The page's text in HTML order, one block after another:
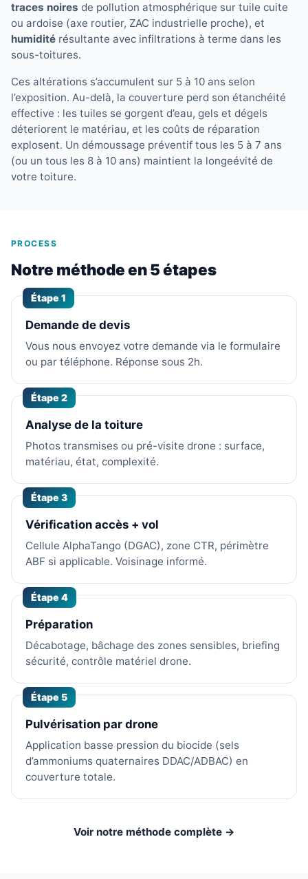
traces noires de pollution atmosphérique sur tuile cuite
ou ardoise (axe routier, ZAC industrielle proche), et
humidité résultante avec infiltrations à terme dans les
sous-toitures.
Ces altérations s’accumulent sur 5 à 10 ans selon
l’exposition. Au-delà, la couverture perd son étanchéité
effective : les tuiles se gorgent d’eau, gels et dégels
déteriorent le matériau, et les coûts de réparation
explosent. Un démoussage préventif tous les 5 à 7 ans
(ou un tous les 8 à 10 ans) maintient la longeévité de
votre toiture.
PROCESS
Notre méthode en 5 étapes
Étape 1
Demande de devis
Vous nous envoyez votre demande via le formulaire
ou par téléphone. Réponse sous 2h.
Étape 2
Analyse de la toiture
Photos transmises ou pré-visite drone : surface,
matériau, état, complexité.
Étape 3
Vérification accès + vol
Cellule AlphaTango (DGAC), zone CTR, périmètre
ABF si applicable. Voisinage informé.
Étape 4
Préparation
Décabotage, bâchage des zones sensibles, briefing
sécurité, contrôle matériel drone.
Étape 5
Pulvérisation par drone
Application basse pression du biocide (sels
d’ammoniums quaternaires DDAC/ADBAC) en
couverture totale.
Voir notre méthode complète →